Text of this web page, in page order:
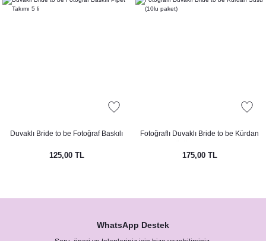
Duvaklı Bride to be Fotoğraf Baskılı
125,00 TL
Fotoğraflı Duvaklı Bride to be Kürdan
175,00 TL
WhatsApp Destek